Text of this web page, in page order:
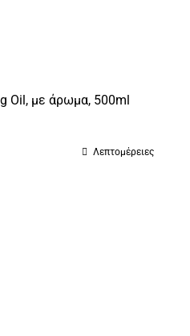
Oil, με άρωμα, 500ml
Λεπτομέρειες